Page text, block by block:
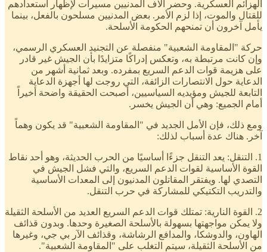
الهزائم العسكرية. وحضر آلاف المدنيين مسيرات لإظهار استعدادهم
للقتال والموت، إذا لزم الأمر. بعض المدنيين مسلحون بالفعل، بينما
يأمل آخرون أن تمنحهم الحكومة الأسلحة.
حركة "المقاومة الشعبية" منفصلة عن التجنيد العسكري الرسمي،
وإن كانت مرتبطة به، وتعكس إدراكًا متزايدًا بأن الجيش غير قادر
على هزيمة قوات الدعم السريع بمفرده. وبعد ثمانية أشهر من
الدعاية حول الانتصارات الزائفة، التي روجت لها أجهزة الدعاية
التابعة للجيش ومؤيديه السياسيين، أصبحت الحقيقة واضحة أخيراً
أمام الجميع: وهي أن الجيش يخسر.
ومع ذلك، فإن الأمل الجديد في "المقاومة الشعبية" قد يكون وهماً
آخر. هناك عدة أسباب لذلك:
1. التنقل: يعد التنقل جزءًا أساسيًا من الحرب الحديثة، وهو أحد نقاط
القوة الأساسية لقوات الدعم السريع، والتي فشل الجيش في
التصدي لها. ويفتقر المقاتلون المدنيون إلى المعدات الأساسية
والتدريب التكتيكي للمشاركة في حرب التنقل.
2. القوة النارية: تمتلك قوات الدعم السريع العديد من الأسلحة الثقيلة
ولا يمكن مواجهتها بسهولة بالأسلحة الصغيرة وحدها. وبدون قذائف
الهاون، والدوشكا، والمدافع الرشاشة، وقذائف الآر بي جي، وغيرها
من الأسلحة الثقيلة، سيتم التغلب على "المقاومة الشعبية".